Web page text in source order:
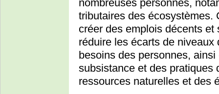
nombreuses personnes,
tributaires des écosystèmes.
créer des emplois décents
réduire les écarts de
besoins des personnes,
subsistance et des pratiques
ressources naturelles et des